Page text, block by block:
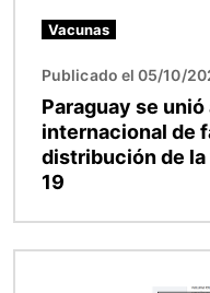
Vacunas
Publicado el 05/10/
Paraguay se
internacional de
distribución de
19